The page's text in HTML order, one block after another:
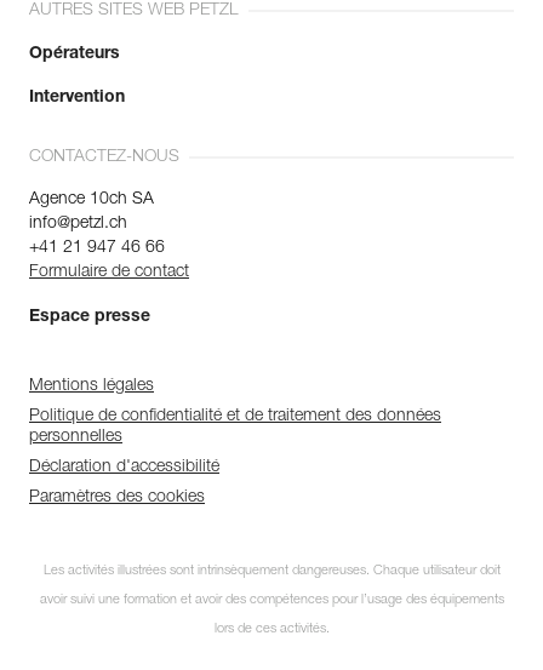
AUTRES SITES WEB PETZL
Opérateurs
Intervention
CONTACTEZ-NOUS
Agence 10ch SA
info@petzl.ch
+41 21 947 46 66
Formulaire de contact
Espace presse
Mentions légales
Politique de confidentialité et de traitement des données
personnelles
Déclaration d'accessibilité
Paramètres des cookies
Les activités illustrées sont intrinsèquement dangereuses. Chaque utilisateur doit
avoir suivi une formation et avoir des compétences pour l’usage des équipements
lors de ces activités.